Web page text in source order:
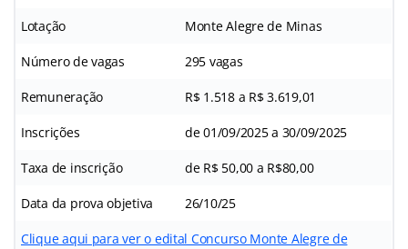
Lotação Monte Alegre de Minas
Número de vagas 295 vagas
Remuneração R$ 1.518 a R$ 3.619,01
Inscrições de 01/09/2025 a 30/09/2025
Taxa de inscrição de R$ 50,00 a R$80,00
Data da prova objetiva 26/10/25
Clique aqui para ver o edital Concurso Monte Alegre de